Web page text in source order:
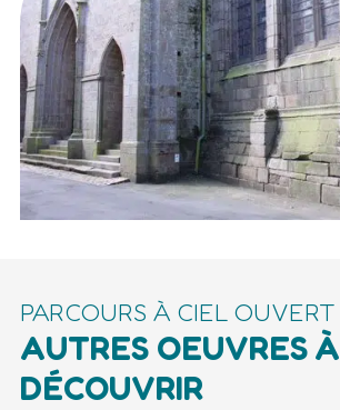
PARCOURS À CIEL OUVERT
AUTRES OEUVRES À
DÉCOUVRIR